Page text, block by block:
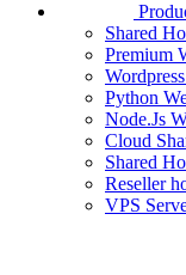
Shared
Premium
Python
Node.Js
Cloud
Shared
Reseller
VPS